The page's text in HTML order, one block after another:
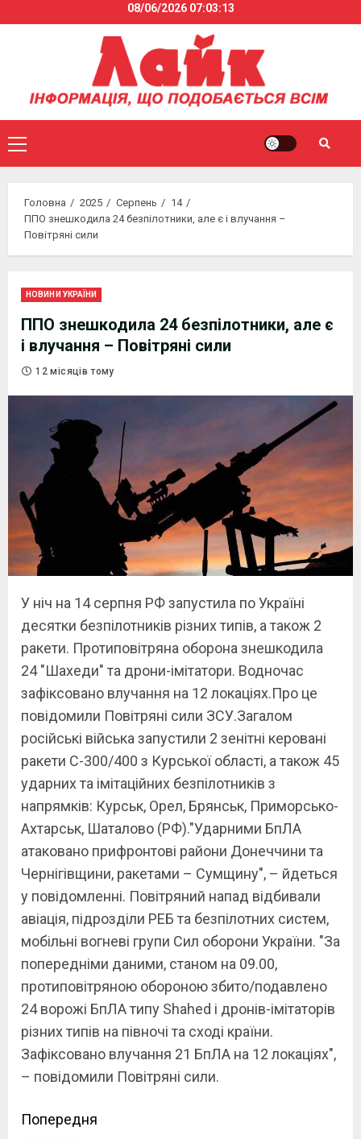
to
08/06/2026 07:03:13
Primary
Menu
Головна 2025 Серпень
14
ППО знешкодила 24 безпілотники, але є і влучання –
Повітряні сили
НОВИНИ УКРАЇНИ
ППО знешкодила 24 безпілотники, але є
і влучання – Повітряні сили
12 місяців тому
У ніч на 14 серпня РФ запустила по Україні
десятки безпілотників різних типів, а також 2
ракети. Протиповітряна оборона знешкодила
24 "Шахеди" та дрони-імітатори. Водночас
зафіксовано влучання на 12 локаціях.Про це
повідомили Повітряні сили ЗСУ.Загалом
російські війська запустили 2 зенітні керовані
ракети С-300/400 з Курської області, а також 45
ударних та імітаційних безпілотників з
напрямків: Курськ, Орел, Брянськ, Приморсько-
Ахтарськ, Шаталово (РФ)."Ударними БпЛА
атаковано прифронтові райони Донеччини та
Чернігівщини, ракетами – Сумщину", – йдеться
у повідомленні. Повітряний напад відбивали
авіація, підрозділи РЕБ та безпілотних систем,
мобільні вогневі групи Сил оборони України. "За
попередніми даними, станом на 09.00,
протиповітряною обороною збито/подавлено
24 ворожі БпЛА типу Shahed і дронів-імітаторів
різних типів на півночі та сході країни.
Зафіксовано влучання 21 БпЛА на 12 локаціях",
– повідомили Повітряні сили.
Continue
Попередня